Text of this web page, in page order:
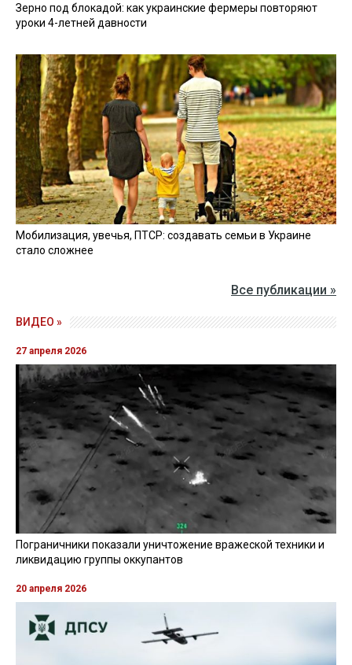
Зерно под блокадой: как украинские фермеры повторяют
уроки 4-летней давности
Мобилизация, увечья, ПТСР: создавать семьи в Украине
стало сложнее
Все публикации »
ВИДЕО »
27 апреля 2026
Пограничники показали уничтожение вражеской техники и
ликвидацию группы оккупантов
20 апреля 2026